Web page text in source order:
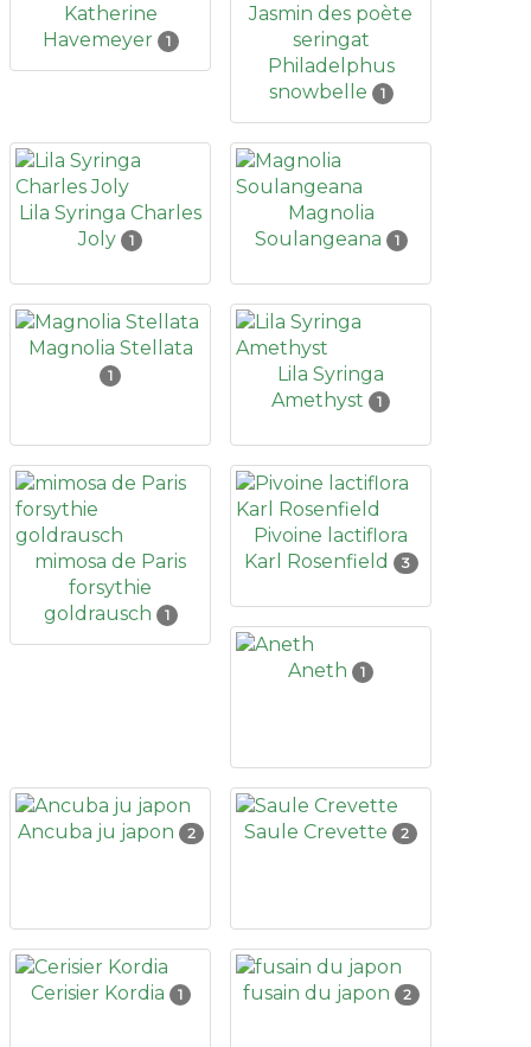
Katherine
Havemeyer
1
Jasmin des poète
seringat
Philadelphus
snowbelle
1
Lila Syringa Charles
Joly
1
Magnolia
Soulangeana
1
Magnolia Stellata
1
Lila Syringa
Amethyst
1
mimosa de Paris
forsythie
goldrausch
1
Pivoine lactiflora
Karl Rosenfield
3
Aneth 1
Ancuba ju japon 2 Saule Crevette 2
Cerisier Kordia 1 fusain du japon 2